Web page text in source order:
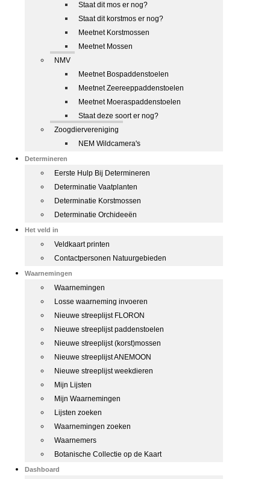
Staat dit mos er nog?
Staat dit korstmos er nog?
Meetnet Korstmossen
Meetnet Mossen
NMV
Meetnet Bospaddenstoelen
Meetnet Zeereeppaddenstoelen
Meetnet Moeraspaddenstoelen
Staat deze soort er nog?
Zoogdiervereniging
NEM Wildcamera's
Determineren
Eerste Hulp Bij Determineren
Determinatie Vaatplanten
Determinatie Korstmossen
Determinatie Orchideeën
Het veld in
Veldkaart printen
Contactpersonen Natuurgebieden
Waarnemingen
Waarnemingen
Losse waarneming invoeren
Nieuwe streeplijst FLORON
Nieuwe streeplijst paddenstoelen
Nieuwe streeplijst (korst)mossen
Nieuwe streeplijst ANEMOON
Nieuwe streeplijst weekdieren
Mijn Lijsten
Mijn Waarnemingen
Lijsten zoeken
Waarnemingen zoeken
Waarnemers
Botanische Collectie op de Kaart
Dashboard